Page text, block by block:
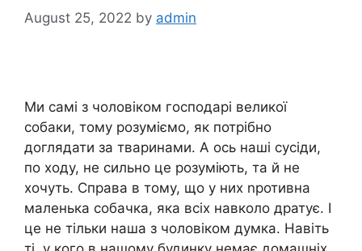
August 25, 2022 by admin
Ми самі з чоловіком господарі великої
собаки, тому розуміємо, як потрібно
доглядати за тваринами. А ось наші сусіди,
по ходу, не сильно це розуміють, та й не
хочуть. Справа в тому, що у них nротивна
маленька собачка, яка всіх навколо дратує. І
це не тільки наша з чоловіком думка. Навіть